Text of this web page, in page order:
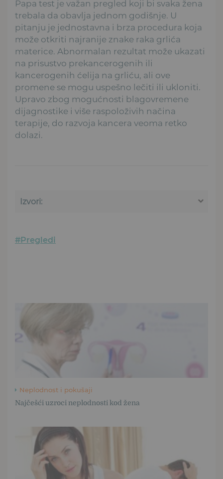
Papa test je važan pregled koji bi svaka žena
trebala da obavlja jednom godišnje. U
pitanju je jednostavna i brza procedura koja
može otkriti najranije znake raka grlića
materice. Abnormalan rezultat može ukazati
na prisustvo prekancerogenih ili
kancerogenih ćelija na grliću, ali ove
promene se mogu uspešno lečiti ili ukloniti.
Upravo zbog mogućnosti blagovremene
dijagnostike i više raspoloživih načina
terapije, do razvoja kancera veoma retko
dolazi.
Izvori:
#Pregledi
Neplodnost i pokušaji
Najčešći uzroci neplodnosti kod žena